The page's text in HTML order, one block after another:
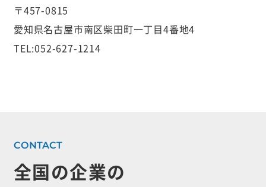
〒457-0815
愛知県名古屋市南区柴田町一丁目4番地4
TEL:052-627-1214
全国の企業の